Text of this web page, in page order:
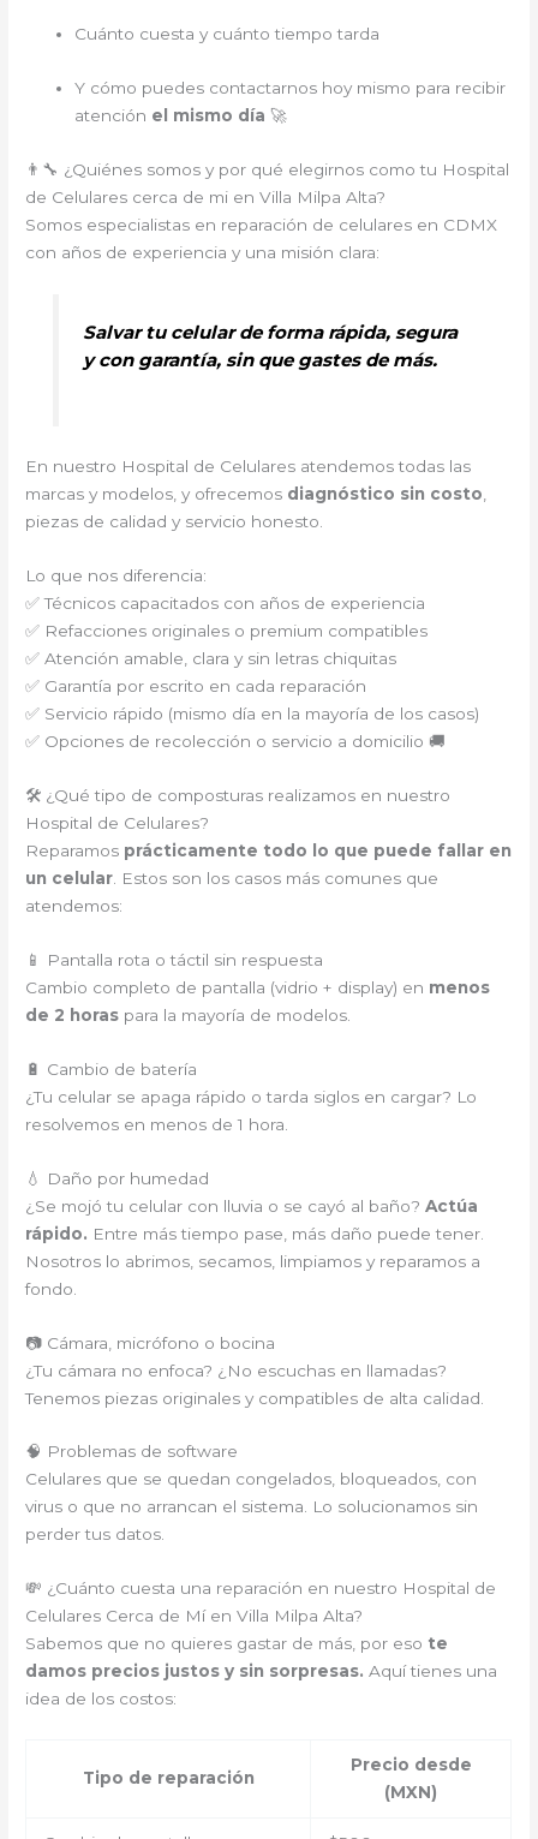
Cuánto cuesta y cuánto tiempo tarda
Y cómo puedes contactarnos hoy mismo para recibir
atención el mismo día 🚀
👨‍🔧 ¿Quiénes somos y por qué elegirnos como tu Hospital
de Celulares cerca de mi en Villa Milpa Alta?
Somos especialistas en reparación de celulares en CDMX
con años de experiencia y una misión clara:
Salvar tu celular de forma rápida, segura
y con garantía, sin que gastes de más.
En nuestro Hospital de Celulares atendemos todas las
marcas y modelos, y ofrecemos diagnóstico sin costo,
piezas de calidad y servicio honesto.
Lo que nos diferencia:
✅ Técnicos capacitados con años de experiencia
✅ Refacciones originales o premium compatibles
✅ Atención amable, clara y sin letras chiquitas
✅ Garantía por escrito en cada reparación
✅ Servicio rápido (mismo día en la mayoría de los casos)
✅ Opciones de recolección o servicio a domicilio 🚚
🛠️ ¿Qué tipo de composturas realizamos en nuestro
Hospital de Celulares?
Reparamos prácticamente todo lo que puede fallar en
un celular . Estos son los casos más comunes que
atendemos:
📱 Pantalla rota o táctil sin respuesta
Cambio completo de pantalla (vidrio + display) en menos
de 2 horas para la mayoría de modelos.
🔋 Cambio de batería
¿Tu celular se apaga rápido o tarda siglos en cargar? Lo
resolvemos en menos de 1 hora.
💧 Daño por humedad
¿Se mojó tu celular con lluvia o se cayó al baño?Actúa
rápido. Entre más tiempo pase, más daño puede tener.
Nosotros lo abrimos, secamos, limpiamos y reparamos a
fondo.
📷 Cámara, micrófono o bocina
¿Tu cámara no enfoca? ¿No escuchas en llamadas?
Tenemos piezas originales y compatibles de alta calidad.
🧠 Problemas de software
Celulares que se quedan congelados, bloqueados, con
virus o que no arrancan el sistema. Lo solucionamos sin
perder tus datos.
💸 ¿Cuánto cuesta una reparación en nuestro Hospital de
Celulares Cerca de Mí en Villa Milpa Alta?
Sabemos que no quieres gastar de más, por eso te
damos precios justos y sin sorpresas. Aquí tienes una
idea de los costos:
Tipo de reparación
Precio desde
(MXN)